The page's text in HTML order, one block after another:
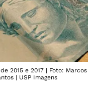
2015 e 2017 | Foto: Marcos
| USP Imagens